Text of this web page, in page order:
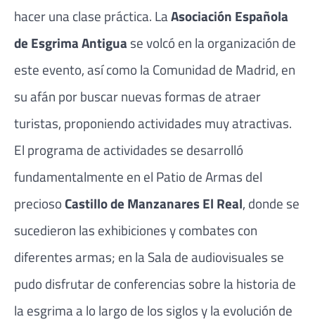
hacer una clase práctica. LaAsociación Española
de Esgrima Antigua se volcó en la organización de
este evento, así como la Comunidad de Madrid, en
su afán por buscar nuevas formas de atraer
turistas, proponiendo actividades muy atractivas.
El programa de actividades se desarrolló
fundamentalmente en el Patio de Armas del
precioso Castillo de Manzanares El Real, donde se
sucedieron las exhibiciones y combates con
diferentes armas; en la Sala de audiovisuales se
pudo disfrutar de conferencias sobre la historia de
la esgrima a lo largo de los siglos y la evolución de